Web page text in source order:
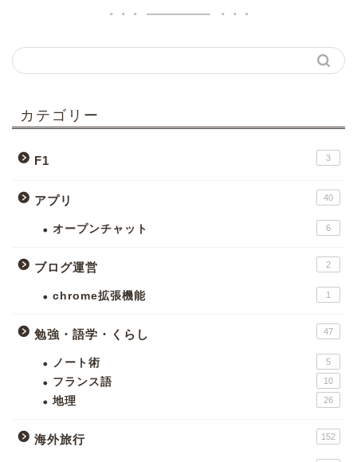
カテゴリー
F1 3
アプリ 40
オープンチャット 6
ブログ運営 2
chrome拡張機能 1
勉強・語学・くらし 47
ノート術 5
フランス語 10
地理 26
海外旅行 152